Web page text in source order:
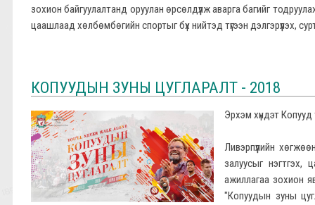
зохион байгуулалтанд оруулан өрсөлдүүлж аварга багийг
цаашлаад хөлбөмбөгийн спортыг бүх нийтэд түгээн дэлгэрүүлэх,
КОПУУДЫН ЗУНЫ ЦУГЛАРАЛТ - 2018
Эрхэм хүндэт
Ливэрпүүлийн
залуусыг нэгтгэх,
ажиллагаа зохион
"Копуудын зуны